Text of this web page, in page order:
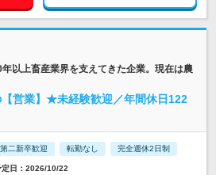
以上畜産業界を支えてきた企業。現在は農
営業】★未経験歓迎／年間休日122
第二新卒歓迎 転勤なし 完全週休2日制
日：2026/10/22